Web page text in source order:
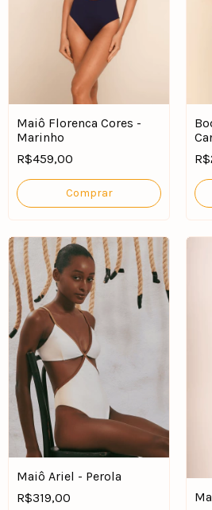
Maiô Florenca Cores -
Marinho
R$459,00
Comprar
Maiô Ariel - Perola
R$319,00